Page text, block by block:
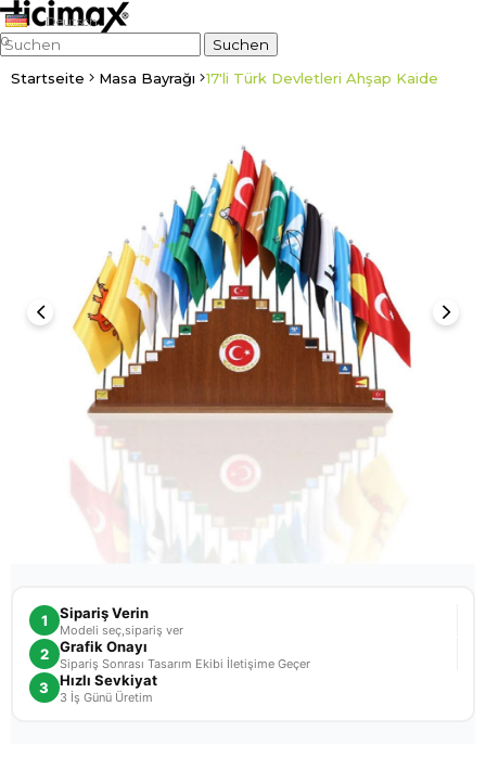
Deutsch
0
Startseite Masa Bayrağı 17'li Türk Devletleri Ahşap Kaide
1 Sipariş Verin
Modeli seç,sipariş ver
2 Grafik Onayı
Sipariş Sonrası Tasarım Ekibi İletişime Geçer
3 Hızlı Sevkiyat
3 İş Günü Üretim